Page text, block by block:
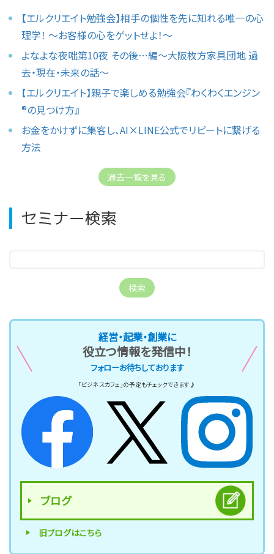
【エルクリエイト勉強会】相手の個性を先に知れる唯一の心
理学！ 〜お客様の心をゲットせよ！〜
よなよな夜咄第10夜 その後⋯編〜大阪枚方家具団地 過
去・現在・未来の話〜
【エルクリエイト】親子で楽しめる勉強会『わくわくエンジン
®︎の見つけ方』
お金をかけずに集客し、AI×LINE公式でリピートに繋げる
方法
過去一覧を見る
セミナー検索
経営・起業・創業に
役立つ情報を発信中！
フォローお待ちしております
「ビジネスカフェ」の予定もチェックできます♪
ブログ
旧ブログはこちら